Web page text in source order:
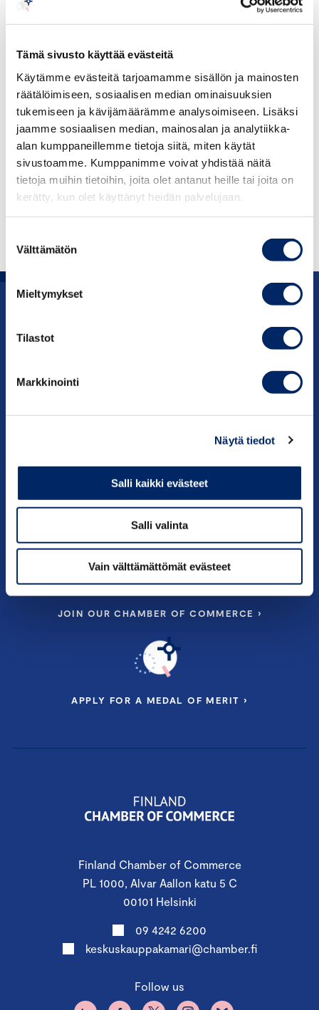
Tämä sivusto käyttää evästeitä
Käytämme evästeitä tarjoamamme sisällön ja mainosten
räätälöimiseen, sosiaalisen median ominaisuuksien
tukemiseen ja kävijämäärämme analysoimiseen. Lisäksi
jaamme sosiaalisen median, mainosalan ja analytiikka-
alan kumppaneillemme tietoja siitä, miten käytät
sivustoamme. Kumppanimme voivat yhdistää näitä
tietoja muihin tietoihin, joita olet antanut heille tai joita on
kerätty, kun olet käyttänyt heidän palvelujaan.
valinta
Välttämätön
Mieltymykset
Tilastot
Markkinointi
Näytä tiedot
Salli kaikki evästeet
Salli valinta
Vain välttämättömät evästeet
demanding AKA examination. The AKA valuers are
committed to respecting the Property Valuation Board’s
Practice (Finnish Guidelines) and the International
Valuation Standard (IVS). The authorization guarantees
the valuer’s expertise and the quality of the valuation
statement.
Property Valuers Approved by the Finland Chamber of
Commerce (KHK) are valuers whose activity is based on
the law. There are certain situations in which it is
Finland Chamber of Commerce
PL 1000, Alvar Aallon katu 5 C
00101 Helsinki
09 4242 6200
keskuskauppakamari@chamber.fi
Follow us
JOIN OUR CHAMBER OF COMMERCE ›
APPLY FOR A MEDAL OF MERIT ›